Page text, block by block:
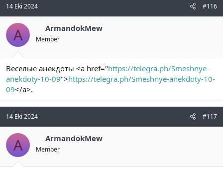
14 Eki 2024 #116
A ArmandokMew
Member
Веселые анекдоты <a href="https://telegra.ph/Smeshnye-
anekdoty-10-09">https://telegra.ph/Smeshnye-anekdoty-10-
09</a>.
14 Eki 2024 #117
A ArmandokMew
Member